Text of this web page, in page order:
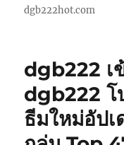
dgb222hot.com
dgb222 เ
dgb222 โ
ธีมใหม่อัปเ